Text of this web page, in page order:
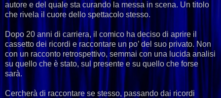
autore e del quale sta curando la messa in scena. Un titolo
che rivela il cuore dello spettacolo stesso.
Dopo 20 anni di carriera, il comico ha deciso di aprire il
cassetto dei ricordi e raccontare un po’ del suo privato. Non
con un racconto retrospettivo, semmai con una lucida analisi
su quello che è stato, sul presente e su quello che forse
sarà.
Cercherà di raccontare se stesso, passando dai ricordi